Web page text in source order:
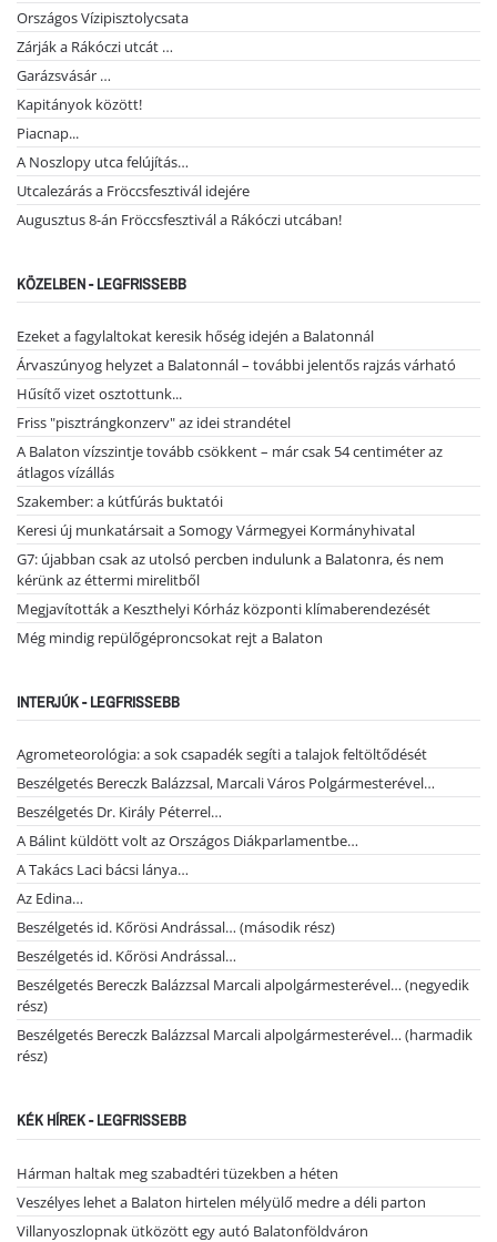
Országos Vízipisztolycsata
Zárják a Rákóczi utcát …
Garázsvásár …
Kapitányok között!
Piacnap...
A Noszlopy utca felújítás…
Utcalezárás a Fröccsfesztivál idejére
Augusztus 8-án Fröccsfesztivál a Rákóczi utcában!
KÖZELBEN - LEGFRISSEBB
Ezeket a fagylaltokat keresik hőség idején a Balatonnál
Árvaszúnyog helyzet a Balatonnál – további jelentős rajzás várható
Hűsítő vizet osztottunk...
Friss "pisztrángkonzerv" az idei strandétel
A Balaton vízszintje tovább csökkent – már csak 54 centiméter az
átlagos vízállás
Szakember: a kútfúrás buktatói
Keresi új munkatársait a Somogy Vármegyei Kormányhivatal
G7: újabban csak az utolsó percben indulunk a Balatonra, és nem
kérünk az éttermi mirelitből
Megjavították a Keszthelyi Kórház központi klímaberendezését
Még mindig repülőgéproncsokat rejt a Balaton
INTERJÚK - LEGFRISSEBB
Agrometeorológia: a sok csapadék segíti a talajok feltöltődését
Beszélgetés Bereczk Balázzsal, Marcali Város Polgármesterével…
Beszélgetés Dr. Király Péterrel…
A Bálint küldött volt az Országos Diákparlamentbe…
A Takács Laci bácsi lánya…
Az Edina…
Beszélgetés id. Kőrösi Andrással… (második rész)
Beszélgetés id. Kőrösi Andrással…
Beszélgetés Bereczk Balázzsal Marcali alpolgármesterével… (negyedik
rész)
Beszélgetés Bereczk Balázzsal Marcali alpolgármesterével… (harmadik
rész)
KÉK HÍREK - LEGFRISSEBB
Hárman haltak meg szabadtéri tüzekben a héten
Veszélyes lehet a Balaton hirtelen mélyülő medre a déli parton
Villanyoszlopnak ütközött egy autó Balatonföldváron